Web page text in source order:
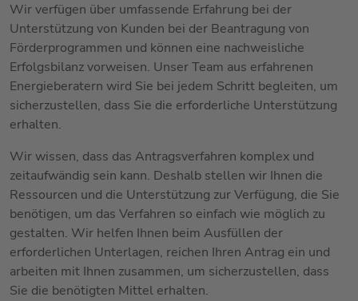
Wir verfügen über umfassende Erfahrung bei der
Unterstützung von Kunden bei der Beantragung von
Förderprogrammen und können eine nachweisliche
Erfolgsbilanz vorweisen. Unser Team aus erfahrenen
Energieberatern wird Sie bei jedem Schritt begleiten, um
sicherzustellen, dass Sie die erforderliche Unterstützung
erhalten.
Wir wissen, dass das Antragsverfahren komplex und
zeitaufwändig sein kann. Deshalb stellen wir Ihnen die
Ressourcen und die Unterstützung zur Verfügung, die Sie
benötigen, um das Verfahren so einfach wie möglich zu
gestalten. Wir helfen Ihnen beim Ausfüllen der
erforderlichen Unterlagen, reichen Ihren Antrag ein und
arbeiten mit Ihnen zusammen, um sicherzustellen, dass
Sie die benötigten Mittel erhalten.